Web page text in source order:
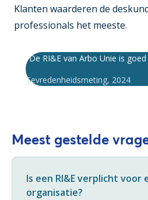
Klanten waarderen de
professionals het meeste.
"De RI&E van Arbo Unie is
Tevredenheidsmeting, 2024
Meest gestelde
Is een RI&E verplicht voor
organisatie?